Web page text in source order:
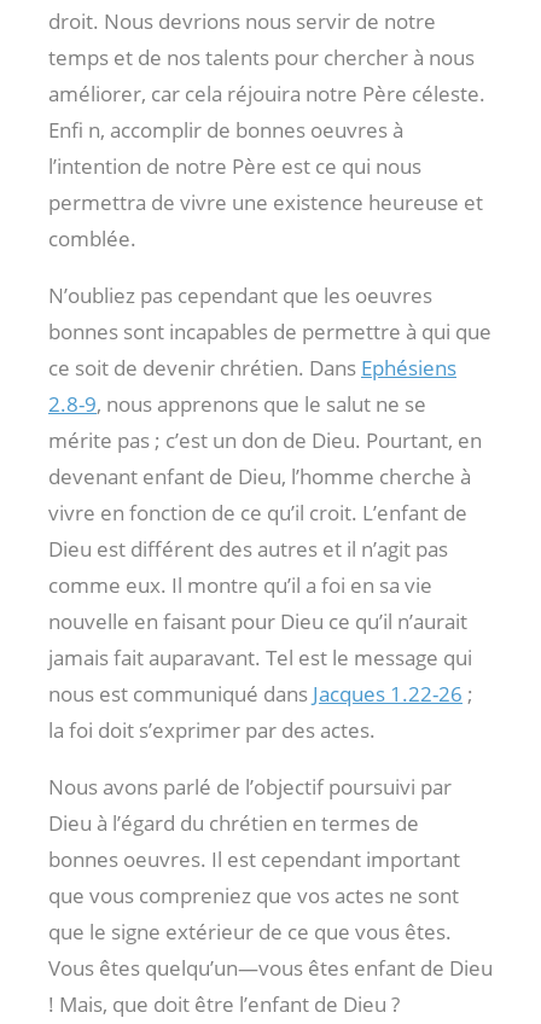
droit. Nous devrions nous servir de notre
temps et de nos talents pour chercher à nous
améliorer, car cela réjouira notre Père céleste.
Enfi n, accomplir de bonnes oeuvres à
l’intention de notre Père est ce qui nous
permettra de vivre une existence heureuse et
comblée.
N’oubliez pas cependant que les oeuvres
bonnes sont incapables de permettre à qui que
ce soit de devenir chrétien. Dans Ephésiens
2.8-9, nous apprenons que le salut ne se
mérite pas ; c’est un don de Dieu. Pourtant, en
devenant enfant de Dieu, l’homme cherche à
vivre en fonction de ce qu’il croit. L’enfant de
Dieu est différent des autres et il n’agit pas
comme eux. Il montre qu’il a foi en sa vie
nouvelle en faisant pour Dieu ce qu’il n’aurait
jamais fait auparavant. Tel est le message qui
nous est communiqué dans Jacques 1.22-26 ;
la foi doit s’exprimer par des actes.
Nous avons parlé de l’objectif poursuivi par
Dieu à l’égard du chrétien en termes de
bonnes oeuvres. Il est cependant important
que vous compreniez que vos actes ne sont
que le signe extérieur de ce que vous êtes.
Vous êtes quelqu’un—vous êtes enfant de Dieu
! Mais, que doit être l’enfant de Dieu ?